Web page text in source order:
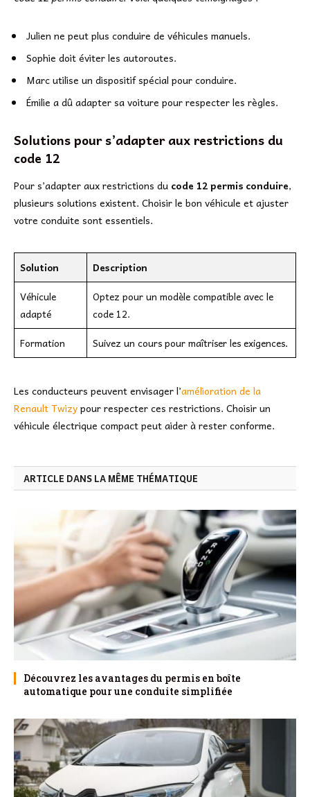
Julien ne peut plus conduire de véhicules manuels.
Sophie doit éviter les autoroutes.
Marc utilise un dispositif spécial pour conduire.
Émilie a dû adapter sa voiture pour respecter les règles.
Solutions pour s’adapter aux restrictions du
code 12
Pour s’adapter aux restrictions du code 12 permis conduire,
plusieurs solutions existent. Choisir le bon véhicule et ajuster
votre conduite sont essentiels.
Solution
Description
Véhicule
adapté
Optez pour un modèle compatible avec le
code 12.
Formation
Suivez un cours pour maîtriser les exigences.
Les conducteurs peuvent envisager l’amélioration de la
Renault Twizypour respecter ces restrictions. Choisir un
véhicule électrique compact peut aider à rester conforme.
ARTICLE DANS LA MÊME THÉMATIQUE
Découvrez les avantages du permis en boîte
automatique pour une conduite simplifiée